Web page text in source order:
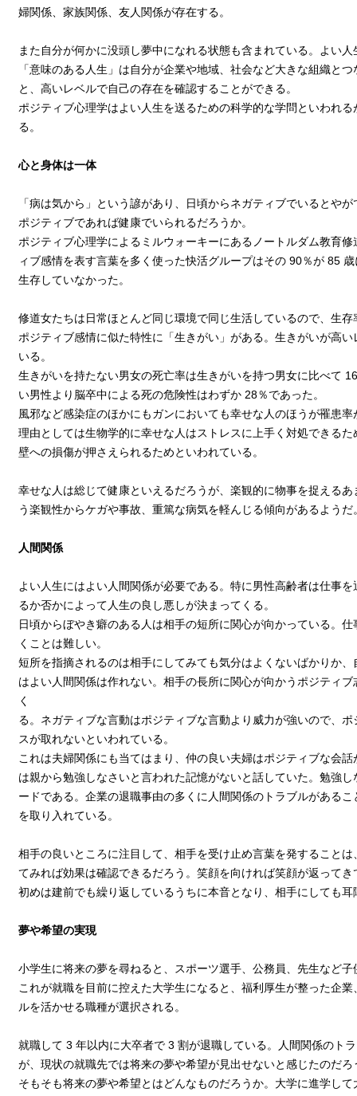
婦関係、家族関係、友人関係が存在する。
また自分が何かに没頭し夢中になれる状態も含まれている。よい
「意味のある人生」は自分が企業や地域、社会など大きな組織と
と、高いレベルで自己の存在を確認することができる。
ポジティブ心理学はよい人生を送るための科学的な学問といわれ
る。
心と身体は一体
「病は気から」という諺があり、日頃からネガティブでいるとや
ポジティブであれば健康でいられるだろうか。
ポジティブ心理学によるミルウォーキーにあるノートルダム教育
ィブ感情を表す言葉を多く使った快活グループはその 90％が 85
生存していなかった。
修道女たちは日常ほとんど同じ環境で同じ生活しているので、生
ポジティブ感情に似た特性に「生きがい」がある。生きがいが高
いる。
生きがいを持たない男女の死亡率は生きがいを持つ男女に比べて
い男性より脳卒中による死の危険性はわずか 28％であった。
風邪など感染症のほかにもガンにおいても幸せな人のほうが罹患
理由としては生物学的に幸せな人はストレスに上手く対処できる
壁への損傷が押さえられるためといわれている。
幸せな人は総じて健康といえるだろうが、楽観的に物事を捉える
う楽観性からケガや事故、重篤な病気を軽んじる傾向があるようだ
人間関係
よい人生にはよい人間関係が必要である。特に男性高齢者は仕事
るか否かによって人生の良し悪しが決まってくる。
日頃からぼやき癖のある人は相手の短所に関心が向かっている。
くことは難しい。
短所を指摘されるのは相手にしてみても気分はよくないばかりか
はよい人間関係は作れない。相手の長所に関心が向かうポジティ
く
る。ネガティブな言動はポジティブな言動より威力が強いので、
スが取れないといわれている。
これは夫婦関係にも当てはまり、仲の良い夫婦はポジティブな会
は親から勉強しなさいと言われた記憶がないと話していた。勉強
ードである。企業の退職事由の多くに人間関係のトラブルがある
を取り入れている。
相手の良いところに注目して、相手を受け止め言葉を発すること
てみれば効果は確認できるだろう。笑顔を向ければ笑顔が返って
初めは建前でも繰り返しているうちに本音となり、相手にしても
夢や希望の実現
小学生に将来の夢を尋ねると、スポーツ選手、公務員、先生など
これが就職を目前に控えた大学生になると、福利厚生が整った企
ルを活かせる職種が選択される。
就職して 3 年以内に大卒者で 3 割が退職している。人間関係のト
が、現状の就職先では将来の夢や希望が見出せないと感じたのだろ
そもそも将来の夢や希望とはどんなものだろうか。大学に進学し